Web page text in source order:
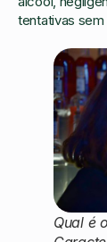
tentativas
Qual é